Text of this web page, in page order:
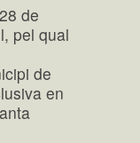
de
pel qual
de
en